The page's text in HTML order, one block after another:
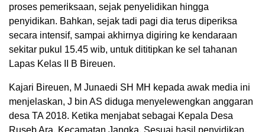
proses pemeriksaan, sejak penyelidikan hingga
penyidikan. Bahkan, sejak tadi pagi dia terus diperiksa
secara intensif, sampai akhirnya digiring ke kendaraan
sekitar pukul 15.45 wib, untuk dititipkan ke sel tahanan
Lapas Kelas II B Bireuen.
Kajari Bireuen, M Junaedi SH MH kepada awak media ini
menjelaskan, J bin AS diduga menyelewengkan anggaran
desa TA 2018. Ketika menjabat sebagai Kepala Desa
Ruseb Ara, Kecamatan Jangka. Sesuai hasil penyidikan,